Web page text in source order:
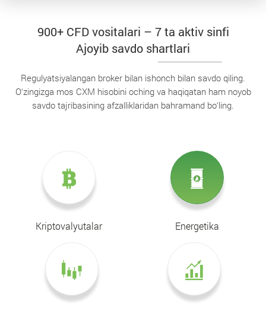
900+ CFD vositalari – 7 ta aktiv sinfi
Ajoyib savdo shartlari
Regulyatsiyalangan broker bilan ishonch bilan savdo qiling.
O‘zingizga mos CXM hisobini oching va haqiqatan ham noyob
savdo tajribasining afzalliklaridan bahramand bo‘ling.
Kriptovalyutalar Energetika